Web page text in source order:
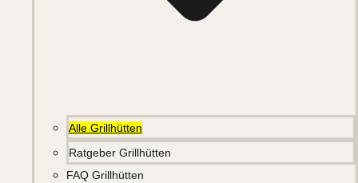
Alle Grillhütten
Ratgeber Grillhütten
FAQ Grillhütten